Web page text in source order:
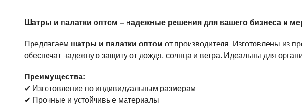
организационных компаний и агентств по проведению мероприятий;
аренды оборудования для мероприятий и выставок;
Как заказать?
Шатры и палатки оптом – надежные решения для вашего бизнеса и
Предлагаем шатры и палатки оптом от производителя. Изготовлены из
обеспечат надежную защиту от дождя, солнца и ветра. Идеальны для
Преимущества:
✔ Изготовление по индивидуальным размерам
✔ Прочные и устойчивые материалы